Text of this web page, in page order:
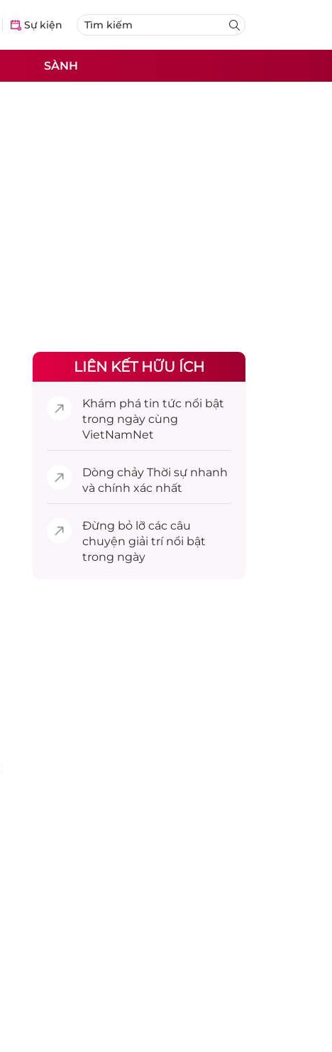
Sự kiện
SÀNH
LIÊN KẾT HỮU ÍCH
Khám phá tin tức nổi bật
trong ngày cùng
VietNamNet
Dòng chảy Thời sự nhanh
và chính xác nhất
Đừng bỏ lỡ các câu
chuyện giải trínổi bật
trong ngày